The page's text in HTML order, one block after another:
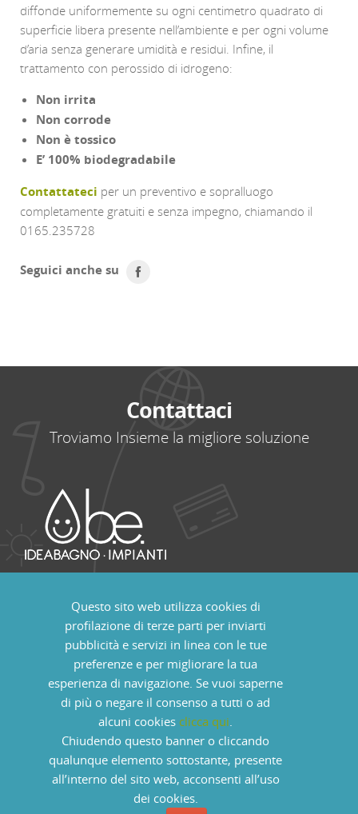
diffonde uniformemente su ogni centimetro quadrato di
superficie libera presente nell’ambiente e per ogni volume
d’aria senza generare umidità e residui. Infine, il
trattamento con perossido di idrogeno:
Non irrita
Non corrode
Non è tossico
E’ 100% biodegradabile
Contattateci per un preventivo e sopralluogo
completamente gratuiti e senza impegno, chiamando il
0165.235728
Seguici anche su
Contattaci
Troviamo Insieme la migliore soluzione
+39 (0165) 23 98 15 uffici
B.E Impianti Ecotecnologici S.r.l
Località Pont Suaz, 88
11020 Charvensod - Aosta - Italia
P.IVA: 01101160073 - REA AO67621
Capitale soc. eur. 80.000 int. vers.
© Copyright 2013. Powered byOfficina Informatica
Questo sito web utilizza cookies di
profilazione di terze parti per inviarti
pubblicità e servizi in linea con le tue
preferenze e per migliorare la tua
esperienza di navigazione. Se vuoi saperne
di più o negare il consenso a tutti o ad
alcuni cookies clicca qui.
Chiudendo questo banner o cliccando
qualunque elemento sottostante, presente
all’interno del sito web, acconsenti all’uso
dei cookies.